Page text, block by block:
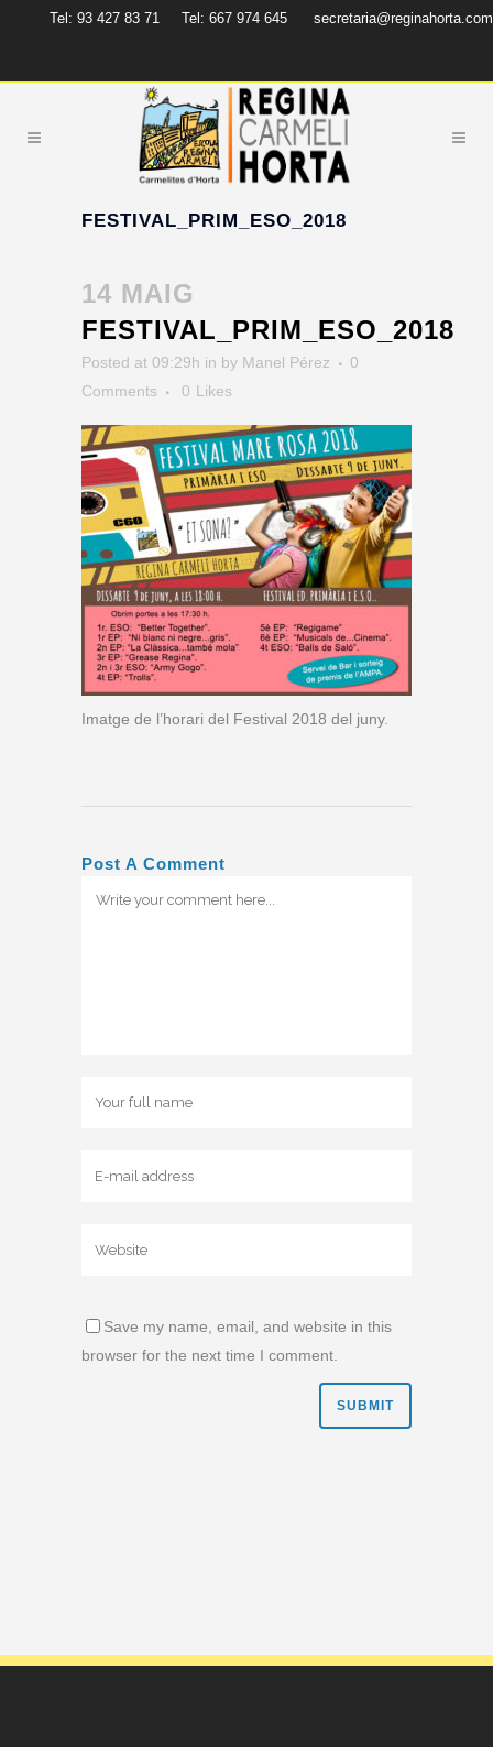
Tel: 93 427 83 71 Tel: 667 974 645 secretaria@reginahorta.com
FESTIVAL_PRIM_ESO_2018
14 MAIG
FESTIVAL_PRIM_ESO_2018
Posted at 09:29h in by Manel Pérez
0
Comments
0 Likes
Imatge de l’horari del Festival 2018 del juny.
Post A Comment
Save my name, email, and website in this
browser for the next time I comment.